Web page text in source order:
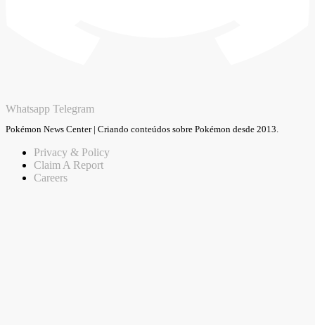
Whatsapp Telegram
Pokémon News Center | Criando conteúdos sobre Pokémon desde 2013.
Privacy & Policy
Claim A Report
Careers